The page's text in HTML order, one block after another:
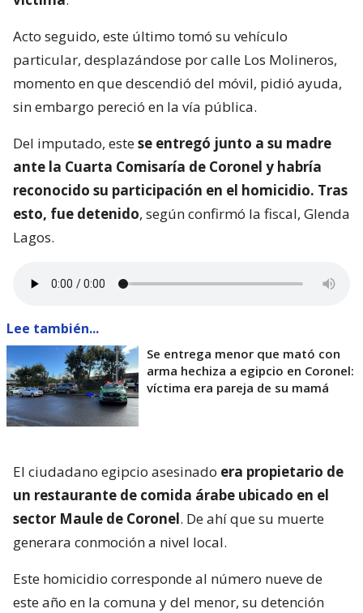
Acto seguido, este último tomó su vehículo
particular, desplazándose por calle Los Molineros,
momento en que descendió del móvil, pidió ayuda,
sin embargo pereció en la vía pública.
Del imputado, estese entregó junto a su madre
ante la Cuarta Comisaría de Coronel y habría
reconocido su participación en el homicidio. Tras
esto, fue detenido, según confirmó la fiscal, Glenda
Lagos.
Lee también...
Se entrega menor que mató con
arma hechiza a egipcio en Coronel:
víctima era pareja de su mamá
El ciudadano egipcio asesinado era propietario de
un restaurante de comida árabe ubicado en el
sector Maule de Coronel. De ahí que su muerte
generara conmoción a nivel local.
Este homicidio corresponde al número nueve de
este año en la comuna y del menor, su detención